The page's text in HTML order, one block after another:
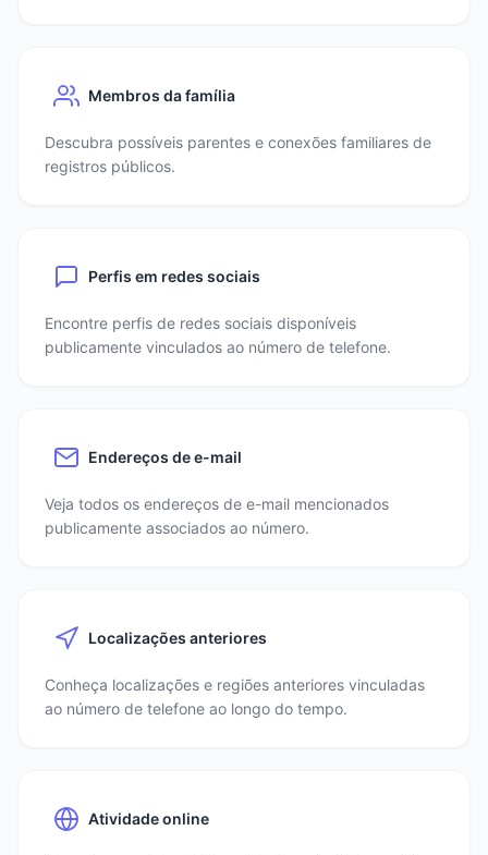
Membros da família
Descubra possíveis parentes e conexões familiares de
registros públicos.
Perfis em redes sociais
Encontre perfis de redes sociais disponíveis
publicamente vinculados ao número de telefone.
Endereços de e-mail
Veja todos os endereços de e-mail mencionados
publicamente associados ao número.
Localizações anteriores
Conheça localizações e regiões anteriores vinculadas
ao número de telefone ao longo do tempo.
Atividade online